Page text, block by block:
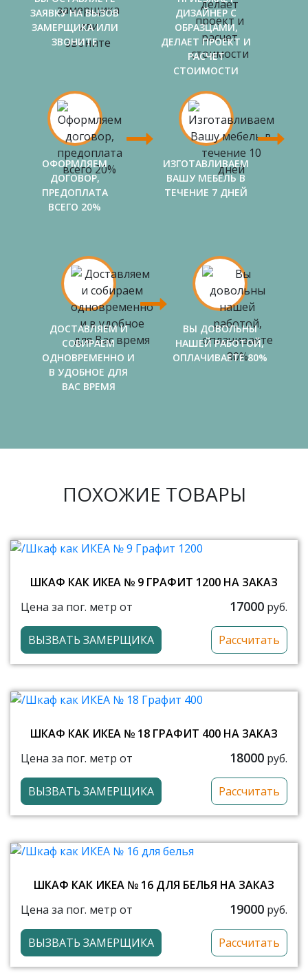
ЗАЯВКУ НА ВЫЗОВ
ЗАМЕРЩИКА ИЛИ
ЗВОНИТЕ
ДИЗАЙНЕР С
ОБРАЗЦАМИ,
ДЕЛАЕТ ПРОЕКТ И
РАСЧЕТ
СТОИМОСТИ
ОФОРМЛЯЕМ
ДОГОВОР,
ПРЕДОПЛАТА
ВСЕГО 20%
ИЗГОТАВЛИВАЕМ
ВАШУ МЕБЕЛЬ В
ТЕЧЕНИЕ 7 ДНЕЙ
ДОСТАВЛЯЕМ И
СОБИРАЕМ
ОДНОВРЕМЕННО И
В УДОБНОЕ ДЛЯ
ВАС ВРЕМЯ
ВЫ ДОВОЛЬНЫ
НАШЕЙ РАБОТОЙ,
ОПЛАЧИВАЕТЕ 80%
ПОХОЖИЕ ТОВАРЫ
ШКАФ КАК ИКЕА № 9 ГРАФИТ 1200 НА ЗАКАЗ
Цена за пог. метр от
17000 руб.
ВЫЗВАТЬ ЗАМЕРЩИКА Рассчитать
ШКАФ КАК ИКЕА № 18 ГРАФИТ 400 НА ЗАКАЗ
Цена за пог. метр от
18000 руб.
ВЫЗВАТЬ ЗАМЕРЩИКА Рассчитать
ШКАФ КАК ИКЕА № 16 ДЛЯ БЕЛЬЯ НА ЗАКАЗ
Цена за пог. метр от
19000 руб.
ВЫЗВАТЬ ЗАМЕРЩИКА Рассчитать